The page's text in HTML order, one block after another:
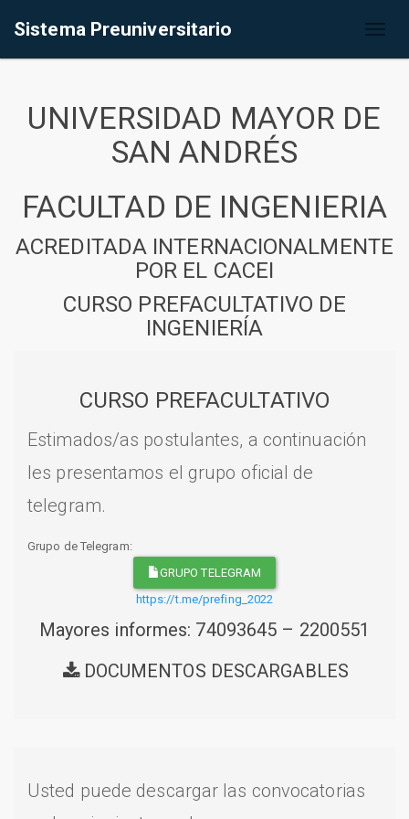
Sistema Preuniversitario
UNIVERSIDAD MAYOR DE
SAN ANDRÉS
FACULTAD DE INGENIERIA
ACREDITADA INTERNACIONALMENTE
POR EL CACEI
CURSO PREFACULTATIVO DE
INGENIERÍA
CURSO PREFACULTATIVO
Estimados/as postulantes, a continuación
les presentamos el grupo oficial de
telegram.
Grupo de Telegram:
GRUPO TELEGRAM
https://t.me/prefing_2022
Mayores informes: 74093645 – 2200551
DOCUMENTOS DESCARGABLES
Usted puede descargar las convocatorias